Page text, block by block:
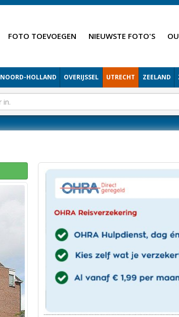
FOTO TOEVOEGEN NIEUWSTE FOTO'S
NOORD-HOLLAND OVERIJSSEL UTRECHT ZEELAND